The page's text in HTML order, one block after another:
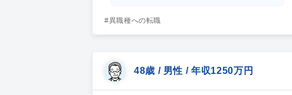
#異職種への転職
48歳 / 男性 / 年収1250万円